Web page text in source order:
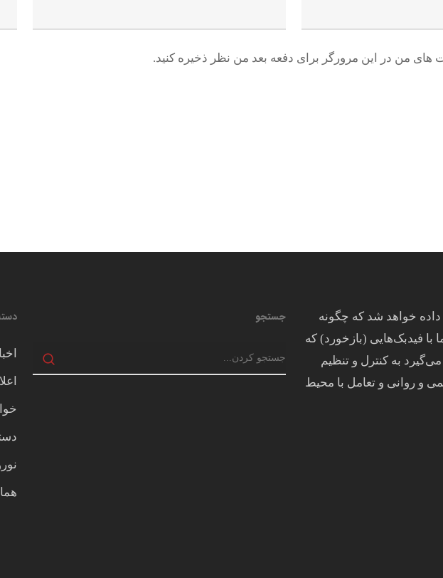
های من در این مرورگر برای دفعه بعد من نظر ذخیره کنید.
جستجو
داده خواهد شد كه چگونه
با فيدبک‌هايی (بازخورد) که
به کنترل و تنظيم
و روانی و تعامل با محيط